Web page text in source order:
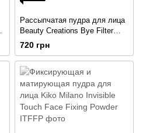
Рассыпчатая пудра для лица
Beauty Creations Bye Filter
Loose Setting Powder 30г
720 грн